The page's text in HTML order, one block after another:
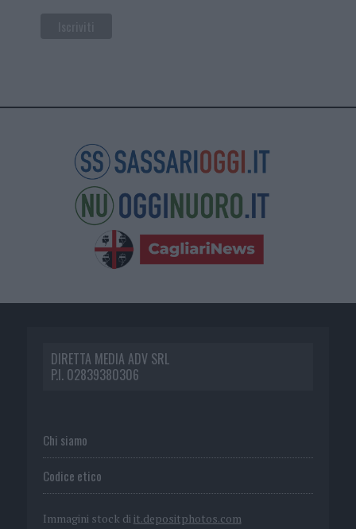
DIRETTA MEDIA ADV SRL
P.I. 02839380306
Chi siamo
Codice etico
Immagini stock di it.depositphotos.com